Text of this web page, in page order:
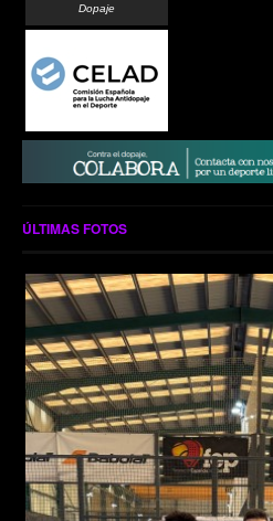
Dopaje
ÚLTIMAS FOTOS